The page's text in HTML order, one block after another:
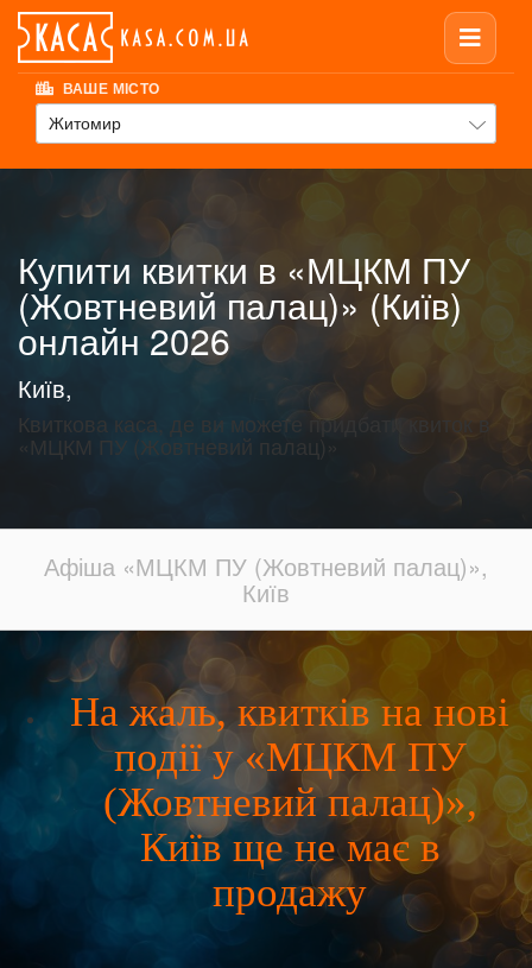
ВАШЕ МІСТО
Житомир
Купити квитки в «МЦКМ ПУ
(Жовтневий палац)» (Київ)
онлайн 2026
Київ,
Квиткова каса, де ви можете придбати квиток в
«МЦКМ ПУ (Жовтневий палац)»
Афіша «МЦКМ ПУ (Жовтневий палац)»,
Київ
На жаль, квитків на нові
події у «МЦКМ ПУ
(Жовтневий палац)»,
Київ ще не має в
продажу